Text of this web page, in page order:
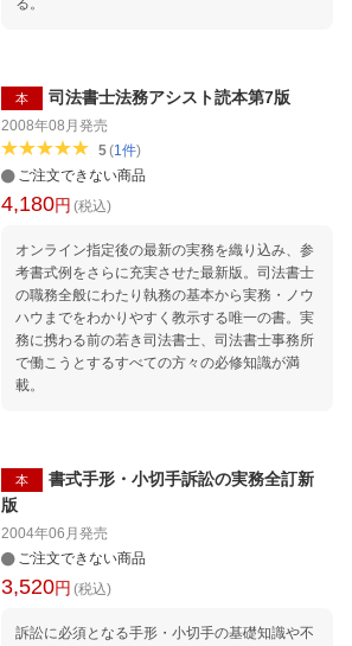
る。
本 司法書士法務アシスト読本第7版
2008年08月 発売
5(1件)
ご注文できない商品
4,180円 (税込)
オンライン指定後の最新の実務を織り込み、参
考書式例をさらに充実させた最新版。司法書士
の職務全般にわたり執務の基本から実務・ノウ
ハウまでをわかりやすく教示する唯一の書。実
務に携わる前の若き司法書士、司法書士事務所
で働こうとするすべての方々の必修知識が満
載。
本
書式手形・小切手訴訟の実務全訂新
版
2004年06月 発売
ご注文できない商品
3,520円 (税込)
訴訟に必須となる手形・小切手の基礎知識や不